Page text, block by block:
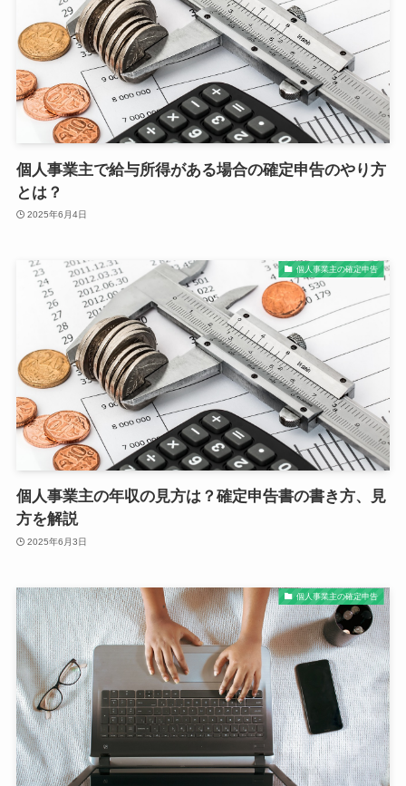
個人事業主で給与所得がある場合の確定申告のやり方
とは？
2025年6月4日
個人事業主の確定申告
個人事業主の年収の見方は？確定申告書の書き方、見
方を解説
2025年6月3日
個人事業主の確定申告